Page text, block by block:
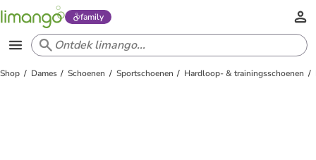
family
Shop Dames Schoenen Sportschoenen Hardloop- & trainingsschoenen